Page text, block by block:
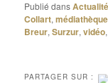
Publié dans
Collart,médiathèque
Breur,Surzur,vidéo
PARTAGER SUR :